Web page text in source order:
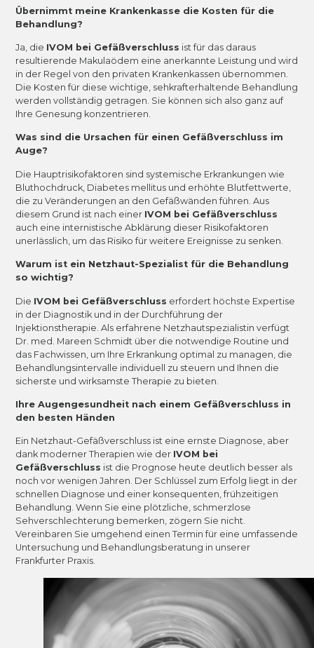
Übernimmt meine Krankenkasse die Kosten für die
Behandlung?
Ja, die IVOM bei Gefäßverschluss ist für das daraus
resultierende Makulaödem eine anerkannte Leistung und wird
in der Regel von den privaten Krankenkassen übernommen.
Die Kosten für diese wichtige, sehkrafterhaltende Behandlung
werden vollständig getragen. Sie können sich also ganz auf
Ihre Genesung konzentrieren.
Was sind die Ursachen für einen Gefäßverschluss im
Auge?
Die Hauptrisikofaktoren sind systemische Erkrankungen wie
Bluthochdruck, Diabetes mellitus und erhöhte Blutfettwerte,
die zu Veränderungen an den Gefäßwänden führen. Aus
diesem Grund ist nach einer IVOM bei Gefäßverschluss
auch eine internistische Abklärung dieser Risikofaktoren
unerlässlich, um das Risiko für weitere Ereignisse zu senken.
Warum ist ein Netzhaut-Spezialist für die Behandlung
so wichtig?
Die IVOM bei Gefäßverschluss erfordert höchste Expertise
in der Diagnostik und in der Durchführung der
Injektionstherapie. Als erfahrene Netzhautspezialistin verfügt
Dr. med. Mareen Schmidt über die notwendige Routine und
das Fachwissen, um Ihre Erkrankung optimal zu managen, die
Behandlungsintervalle individuell zu steuern und Ihnen die
sicherste und wirksamste Therapie zu bieten.
Ihre Augengesundheit nach einem Gefäßverschluss in
den besten Händen
Ein Netzhaut-Gefäßverschluss ist eine ernste Diagnose, aber
dank moderner Therapien wie der IVOM bei
Gefäßverschluss ist die Prognose heute deutlich besser als
noch vor wenigen Jahren. Der Schlüssel zum Erfolg liegt in der
schnellen Diagnose und einer konsequenten, frühzeitigen
Behandlung. Wenn Sie eine plötzliche, schmerzlose
Sehverschlechterung bemerken, zögern Sie nicht.
Vereinbaren Sie umgehend einen Termin für eine umfassende
Untersuchung und Behandlungsberatung in unserer
Frankfurter Praxis.